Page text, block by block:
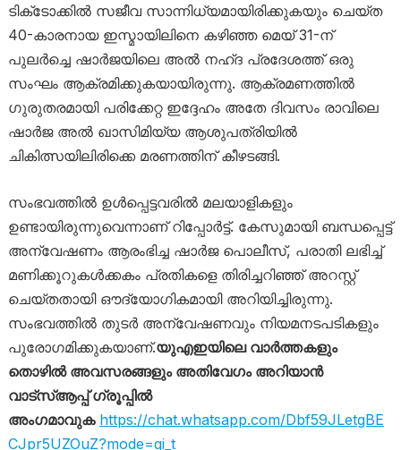
ടിക്‌ടോക്കിൽ സജീവ സാന്നിധ്യമായിരിക്കുകയും ചെയ്ത
40-കാരനായ ഇസ്മായിലിനെ കഴിഞ്ഞ മെയ് 31-ന്
പുലർച്ചെ ഷാർജയിലെ അൽ നഹ്ദ പ്രദേശത്ത് ഒരു
സംഘം ആക്രമിക്കുകയായിരുന്നു. ആക്രമണത്തിൽ
ഗുരുതരമായി പരിക്കേറ്റ ഇദ്ദേഹം അതേ ദിവസം രാവിലെ
ഷാർജ അൽ ഖാസിമിയ്യ ആശുപത്രിയിൽ
ചികിത്സയിലിരിക്കെ മരണത്തിന് കീഴടങ്ങി.
സംഭവത്തിൽ ഉൾപ്പെട്ടവരിൽ മലയാളികളും
ഉണ്ടായിരുന്നുവെന്നാണ് റിപ്പോർട്ട്. കേസുമായി ബന്ധപ്പെട്ട്
അന്വേഷണം ആരംഭിച്ച ഷാർജ പൊലീസ്, പരാതി ലഭിച്ച്
മണിക്കൂറുകൾക്കകം പ്രതികളെ തിരിച്ചറിഞ്ഞ് അറസ്റ്റ്
ചെയ്തതായി ഔദ്യോഗികമായി അറിയിച്ചിരുന്നു.
സംഭവത്തിൽ തുടർ അന്വേഷണവും നിയമനടപടികളും
പുരോഗമിക്കുകയാണ്.യുഎഇയിലെ വാർത്തകളും
തൊഴിൽ അവസരങ്ങളും അതിവേഗം അറിയാൻ
വാട്സ്ആപ്പ് ഗ്രൂപ്പിൽ
അംഗമാവുക https://chat.whatsapp.com/Dbf59JLetgBE
CJpr5UZOuZ?mode=gi_t